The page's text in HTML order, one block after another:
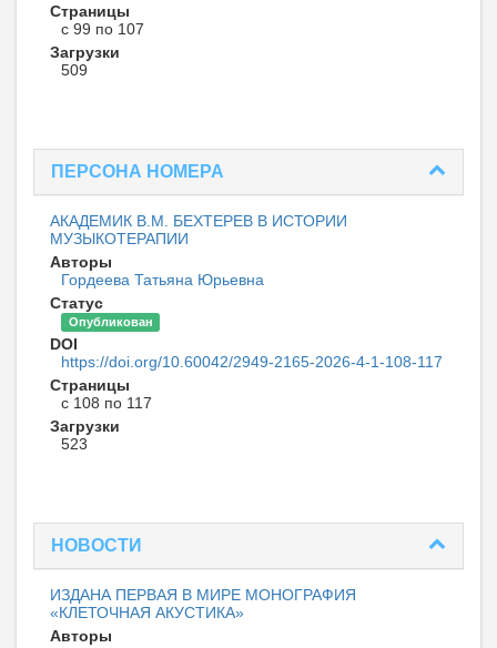
Страницы
с 99 по 107
Загрузки
509
ПЕРСОНА НОМЕРА
АКАДЕМИК В.М. БЕХТЕРЕВ В ИСТОРИИ
МУЗЫКОТЕРАПИИ
Авторы
Гордеева Татьяна Юрьевна
Статус
Опубликован
DOI
https://doi.org/10.60042/2949-2165-2026-4-1-108-117
Страницы
с 108 по 117
Загрузки
523
НОВОСТИ
ИЗДАНА ПЕРВАЯ В МИРЕ МОНОГРАФИЯ
«КЛЕТОЧНАЯ АКУСТИКА»
Авторы